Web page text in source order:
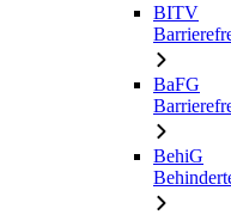
BITV
BaFG
BehiG